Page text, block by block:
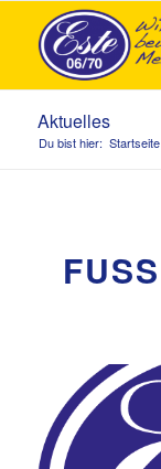
Aktuelles
Du bist hier: Startseite